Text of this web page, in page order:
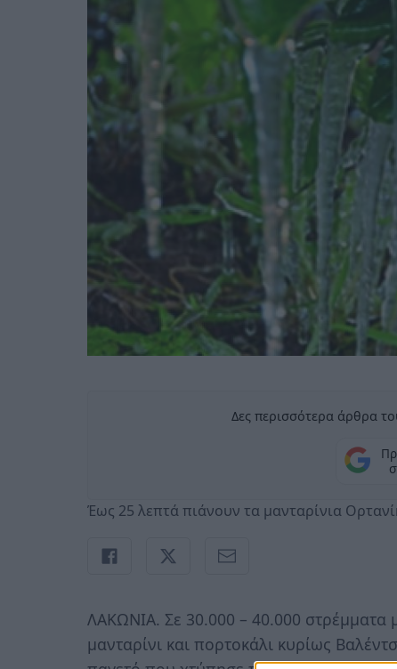
Δες περισσότερα άρθρα
Έως 25 λεπτά πιάνουν τα μανταρίνια
ΛΑΚΩΝΙΑ. Σε 30.000 – 40.000 στρέμματα
μανταρίνι και πορτοκάλι κυρίως